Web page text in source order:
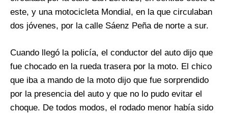
este, y una motocicleta Mondial, en la que circulaban
dos jóvenes, por la calle Sáenz Peña de norte a sur.
Cuando llegó la policía, el conductor del auto dijo que
fue chocado en la rueda trasera por la moto. El chico
que iba a mando de la moto dijo que fue sorprendido
por la presencia del auto y que no lo pudo evitar el
choque. De todos modos, el rodado menor había sido